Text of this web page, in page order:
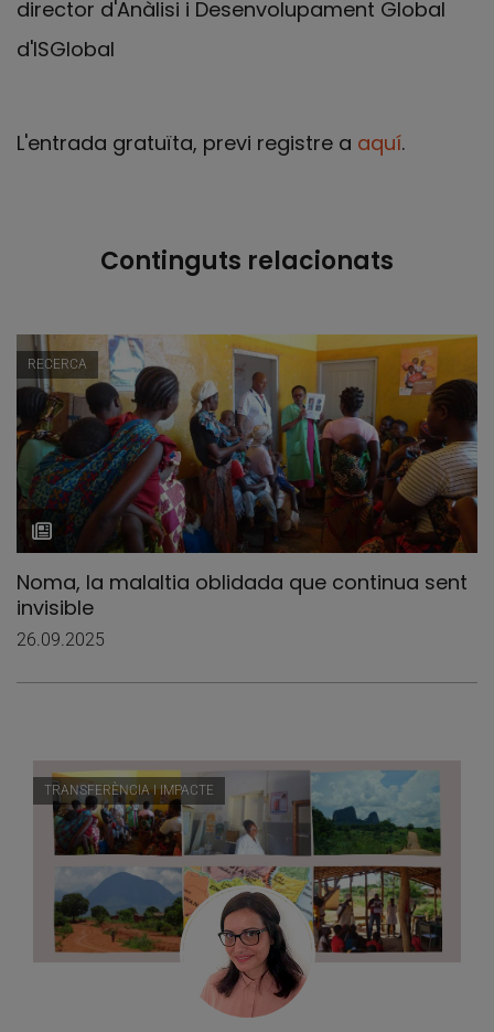
director d'Anàlisi i Desenvolupament Global
d'ISGlobal
L'entrada gratuïta, previ registre a aquí.
Continguts relacionats
RECERCA
Noma, la malaltia oblidada que continua sent
invisible
26.09.2025
TRANSFERÈNCIA I IMPACTE